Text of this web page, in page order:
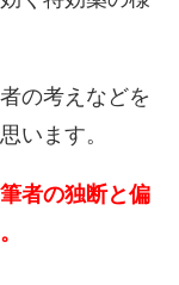
の考えなどを
います。
者の独断と偏